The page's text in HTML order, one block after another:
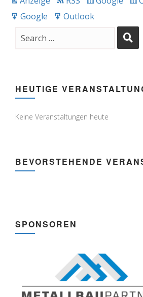
Export
Google
Export
Outlook
HEUTIGE
Keine Veranstaltungen heute
BEVORSTEHENDE
SPONSOREN